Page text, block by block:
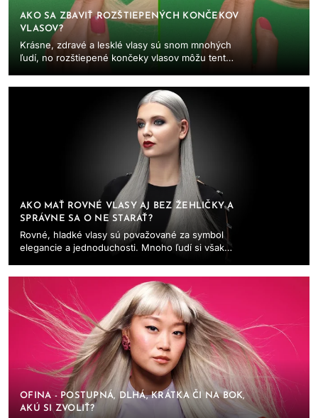
AKO SA ZBAVIŤ ROZŠTIEPENÝCH KONČEKOV
VLASOV?
Krásne, zdravé a lesklé vlasy sú snom mnohých
ľudí, no rozštiepené končeky vlasov môžu tento
AKO MAŤ ROVNÉ VLASY AJ BEZ ŽEHLIČKY A
SPRÁVNE SA O NE STARAŤ?
Rovné, hladké vlasy sú považované za symbol
elegancie a jednoduchosti. Mnoho ľudí si však
OFINA - POSTUPNÁ, DLHÁ, KRÁTKA ČI NA BOK,
AKÚ SI ZVOLIŤ?